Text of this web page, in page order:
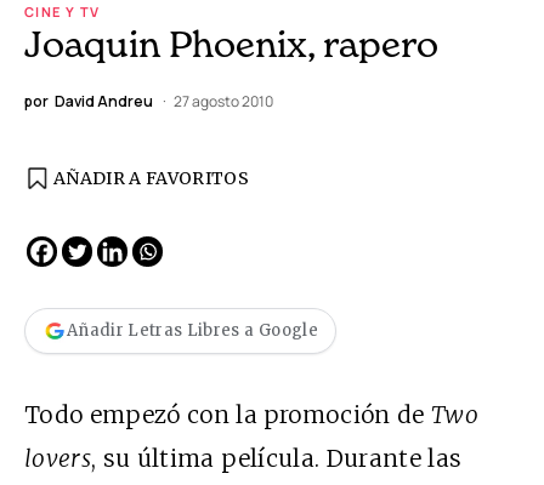
CINE Y TV
Joaquin Phoenix, rapero
por David Andreu 27 agosto 2010
AÑADIR A FAVORITOS
Añadir Letras Libres a Google
Todo empezó con la promoción de Two
lovers, su última película. Durante las